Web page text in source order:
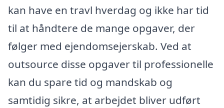
kan have en travl hverdag og ikke har tid
til at håndtere de mange opgaver, der
følger med ejendomsejerskab. Ved at
outsource disse opgaver til professionelle
kan du spare tid og mandskab og
samtidig sikre, at arbejdet bliver udført